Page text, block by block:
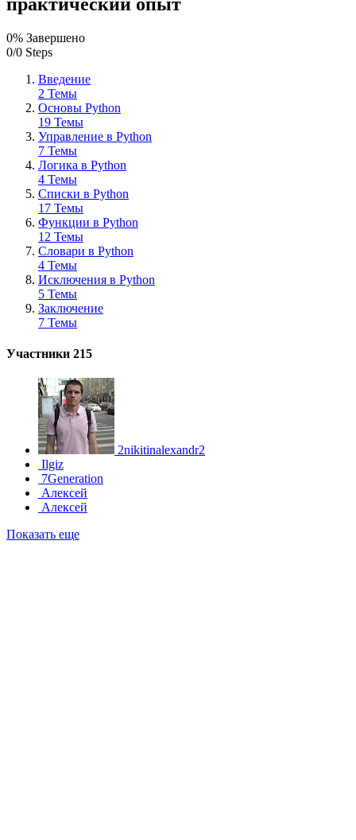
0% Завершено
0/0 Steps
Введение
2 Темы
Основы Python
19 Темы
Управление в Python
7 Темы
Логика в Python
4 Темы
Списки в Python
17 Темы
Функции в Python
12 Темы
Словари в Python
4 Темы
Исключения в Python
5 Темы
Заключение
7 Темы
Участники 215
2nikitinalexandr2
Ilgiz
7Generation
Алексей
Алексей
Показать еще